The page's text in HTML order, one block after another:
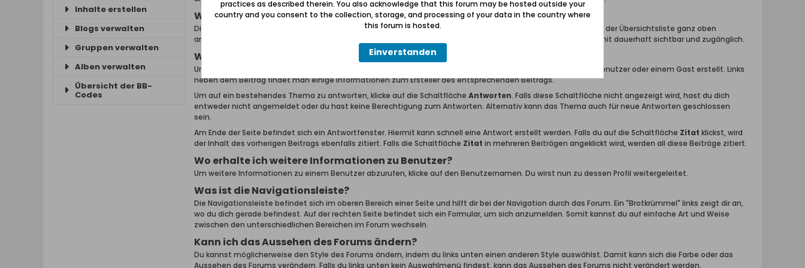
Inhalte erstellen
Blogs verwalten
Gruppen verwalten
Alben verwalten
Übersicht der BB-
Codes
Was sind Themen, welche oben festgehalten werden?
Diese Themen wurden von Administratoren oder Moderatoren als wichtig eingestuft. Diese Themen werden in der Übersichtsliste ganz oben
angezeigt und bleiben auch dort wenn es keine neuen Beiträge darin gibt. Wichtige Informationen bleiben somit dauerhaft sichtbar und zugänglich.
Wie kann ich Themen lesen?
Um ein Thema zu lesen, klicke einfach auf den Titel. Jeder Beitrag innerhalb eines Themas wurde von einem Benutzer oder einem Gast erstellt. Links
neben dem Beitrag findet man einige Informationen zum Ersteller des entsprechenden Beitrags.
Um auf ein bestehendes Thema zu antworten, klicke auf die Schaltfläche Antworten. Falls diese Schaltfläche nicht angezeigt wird, hast du dich
entweder nicht angemeldet oder du hast keine Berechtigung zum Antworten. Alternativ kann das Thema auch für neue Antworten geschlossen
sein.
Am Ende der Seite befindet sich ein Antwortfenster. Hiermit kann schnell eine Antwort erstellt werden. Falls du auf die Schaltfläche Zitat klickst, wird
der Inhalt des vorherigen Beitrags ebenfalls zitiert. Falls die Schaltfläche Zitat in mehreren Beiträgen angeklickt wird, werden all diese Beiträge zitiert.
Wo erhalte ich weitere Informationen zu Benutzer?
Um weitere Informationen zu einem Benutzer abzurufen, klicke auf den Benutzernamen. Du wirst nun zu dessen Profil weitergeleitet.
Was ist die Navigationsleiste?
Die Navigationsleiste befindet sich im oberen Bereich einer Seite und hilft dir bei der Navigation durch das Forum. Ein "Brotkrümmel" links zeigt dir an,
wo du dich gerade befindest. Auf der rechten Seite befindet sich ein Formular, um sich anzumelden. Somit kannst du auf einfache Art und Weise
zwischen den unterschiedlichen Bereichen im Forum wechseln.
Kann ich das Aussehen des Forums ändern?
Du kannst möglicherweise den Style des Forums ändern, indem du links unten einen anderen Style auswählst. Damit kann sich die Farbe oder das
Aussehen des Forums verändern. Falls du links unten kein Auswahlmenü findest, kann das Aussehen des Forums nicht verändert werden.
practices as described therein. You also acknowledge that this forum may be hosted outside your
country and you consent to the collection, storage, and processing of your data in the country where
this forum is hosted.
Einverstanden